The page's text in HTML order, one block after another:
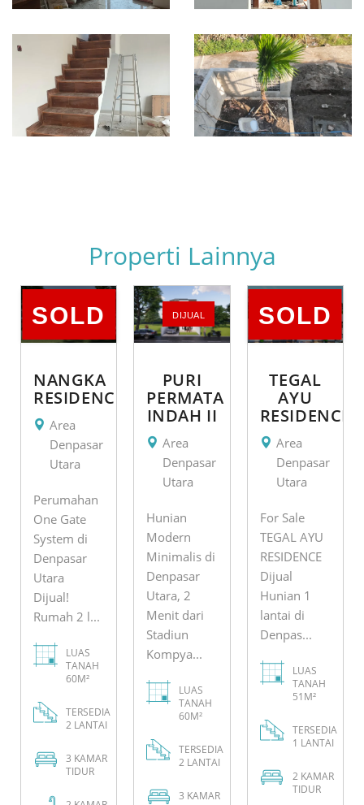
Properti Lainnya
SOLD
NANGKA
RESIDENCE
Area
Denpasar
Utara
Perumahan
One Gate
System di
Denpasar
Utara
Dijual!
Rumah 2 l...
LUAS
TANAH
60M²
TERSEDIA
2 LANTAI
3 KAMAR
TIDUR
DIJUAL
PURI
PERMATA
INDAH II
Area
Denpasar
Utara
Hunian
Modern
Minimalis di
Denpasar
Utara, 2
Menit dari
Stadiun
Kompya...
LUAS
TANAH
60M²
TERSEDIA
2 LANTAI
3 KAMAR
SOLD
TEGAL
AYU
RESIDENCE
Area
Denpasar
Utara
For Sale
TEGAL AYU
RESIDENCE
Dijual
Hunian 1
lantai di
Denpas...
LUAS
TANAH
51M²
TERSEDIA
1 LANTAI
2 KAMAR
TIDUR